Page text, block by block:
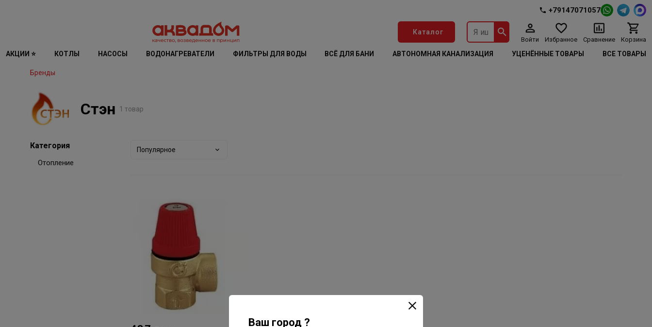
+79147071057
Каталог
Войти Избранное Сравнение Корзина
АКЦИИ ⭐ КОТЛЫ НАСОСЫ ВОДОНАГРЕВАТЕЛИ ФИЛЬТРЫ ДЛЯ ВОДЫ ВСЁ ДЛЯ БАНИ АВТОНОМНАЯ КАНАЛИЗАЦИЯ УЦЕНЁННЫЕ ТОВАРЫ ВСЕ ТОВАРЫ
Бренды
Стэн 1 товар
Категория
Отопление
Популярное
Ваш город ?